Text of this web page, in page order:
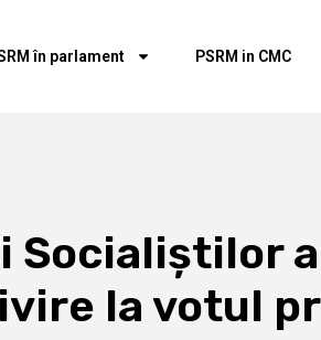
în parlament PSRM in CMC
Socialiștilor
la votul